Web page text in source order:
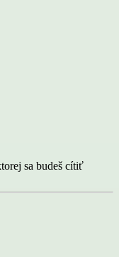
sa budeš cítiť